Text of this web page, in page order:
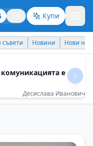
Купи
Днес празнува
не винаги вървят
Наталия Футекова